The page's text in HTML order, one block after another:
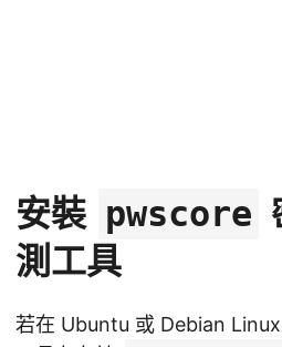
安裝 pwscore
測工具
若在 Ubuntu 或 Debian Linux